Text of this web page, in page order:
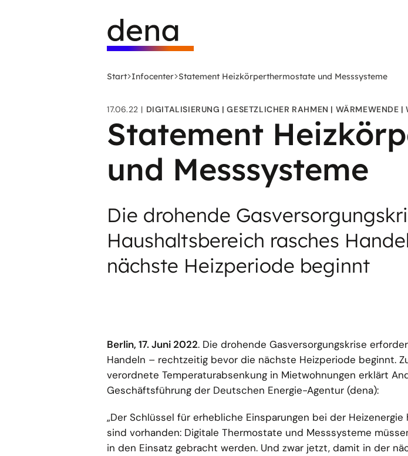
Deutsche
Energie-
Agentur
-
Startseite
Start Infocenter Statement Heizkörperthermostate und Messsysteme
17.06.22 DIGITALISIERUNG GESETZLICHER RAHMEN WÄRMEWENDE
Statement
und Messsysteme
Die drohende
Haushaltsbereich rasches
nächste Heizperiode beginnt
Berlin, 17. Juni 2022. Die drohende Gasversorgungskrise
Handeln – rechtzeitig bevor die nächste Heizperiode beginnt.
verordnete Temperaturabsenkung in Mietwohnungen erklärt
Geschäftsführung der Deutschen Energie-Agentur (dena):
„Der Schlüssel für erhebliche Einsparungen bei der
sind vorhanden: Digitale Thermostate und Messsysteme
in den Einsatz gebracht werden. Und zwar jetzt, damit in der